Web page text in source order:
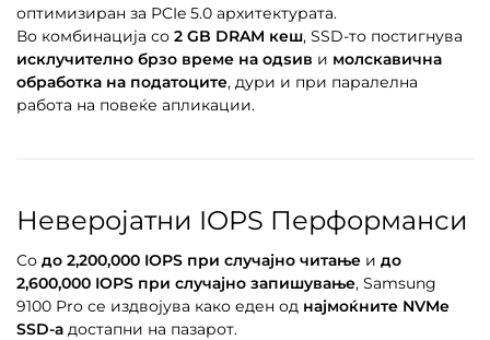
оптимизиран за PCIe 5.0 архитектурата.
Во комбинација со 2 GB DRAM кеш, SSD-то постигнува
исклучително брзо време на одѕив и молскавична
обработка на податоците, дури и при паралелна
работа на повеќе апликации.
Неверојатни IOPS Перформанси
Со до 2,200,000 IOPS при случајно читање и до
2,600,000 IOPS при случајно запишување, Samsung
9100 Pro се издвојува како еден од најмоќните NVMe
SSD-а достапни на пазарот.